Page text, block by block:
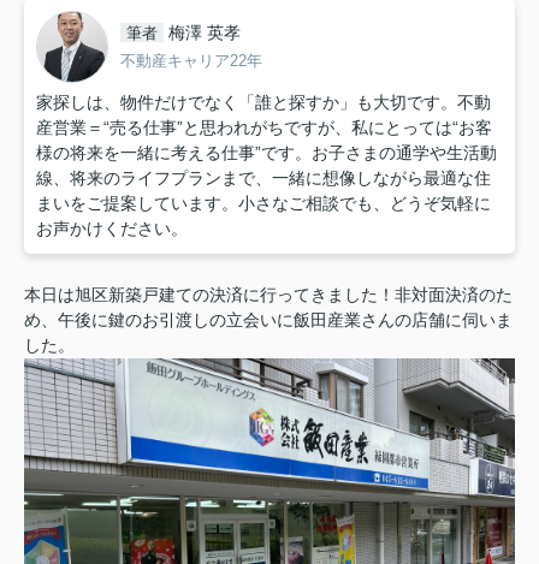
筆者 梅澤 英孝
不動産キャリア22年
家探しは、物件だけでなく「誰と探すか」も大切です。不動
産営業＝“売る仕事”と思われがちですが、私にとっては“お客
様の将来を一緒に考える仕事”です。お子さまの通学や生活動
線、将来のライフプランまで、一緒に想像しながら最適な住
まいをご提案しています。小さなご相談でも、どうぞ気軽に
お声かけください。
本日は旭区新築戸建ての決済に行ってきました！非対面決済のた
め、午後に鍵のお引渡しの立会いに飯田産業さんの店舗に伺いま
した。